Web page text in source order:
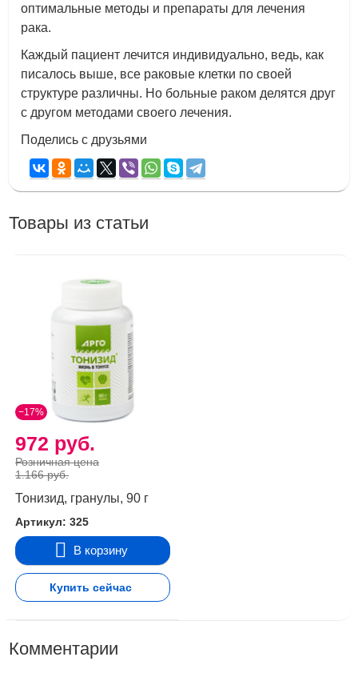
оптимальные методы и препараты для лечения
рака.
Каждый пациент лечится индивидуально, ведь, как
писалось выше, все раковые клетки по своей
структуре различны. Но больные раком делятся друг
с другом методами своего лечения.
Поделись с друзьями
Товары из статьи
−17%
972 руб.
Розничная цена
1.166 руб.
Тонизид, гранулы, 90 г
Артикул: 325
В корзину
Купить сейчас
Комментарии